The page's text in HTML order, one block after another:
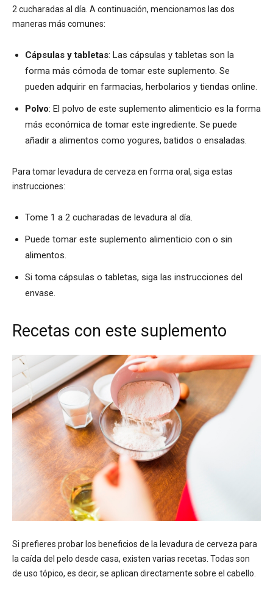
2 cucharadas al día. A continuación, mencionamos las dos
maneras más comunes:
Cápsulas y tabletas: Las cápsulas y tabletas son la
forma más cómoda de tomar este suplemento. Se
pueden adquirir en farmacias, herbolarios y tiendas online.
Polvo: El polvo de este suplemento alimenticio es la forma
más económica de tomar este ingrediente. Se puede
añadir a alimentos como yogures, batidos o ensaladas.
Para tomar levadura de cerveza en forma oral, siga estas
instrucciones:
Tome 1 a 2 cucharadas de levadura al día.
Puede tomar este suplemento alimenticio con o sin
alimentos.
Si toma cápsulas o tabletas, siga las instrucciones del
envase.
Recetas con este suplemento
Si prefieres probar los beneficios de la levadura de cerveza para
la caída del pelo desde casa, existen varias recetas. Todas son
de uso tópico, es decir, se aplican directamente sobre el cabello.